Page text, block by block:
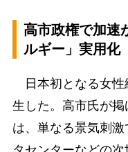
高市政権で加速
ルギー」実用化
日本初となる女性
生した。高市氏が掲
は、単なる景気刺